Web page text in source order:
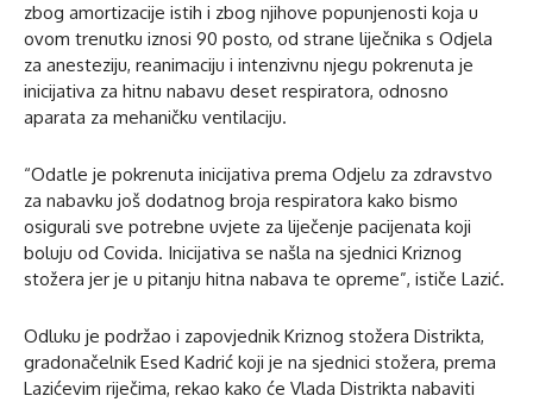
zbog amortizacije istih i zbog njihove popunjenosti koja u
ovom trenutku iznosi 90 posto, od strane liječnika s Odjela
za anesteziju, reanimaciju i intenzivnu njegu pokrenuta je
inicijativa za hitnu nabavu deset respiratora, odnosno
aparata za mehaničku ventilaciju.
“Odatle je pokrenuta inicijativa prema Odjelu za zdravstvo
za nabavku još dodatnog broja respiratora kako bismo
osigurali sve potrebne uvjete za liječenje pacijenata koji
boluju od Covida. Inicijativa se našla na sjednici Kriznog
stožera jer je u pitanju hitna nabava te opreme”, ističe Lazić.
Odluku je podržao i zapovjednik Kriznog stožera Distrikta,
gradonačelnik Esed Kadrić koji je na sjednici stožera, prema
Lazićevim riječima, rekao kako će Vlada Distrikta nabaviti